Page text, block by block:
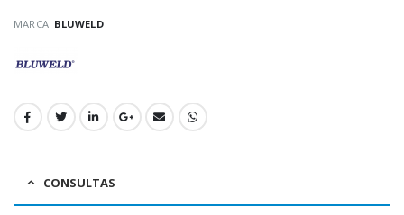
MARCA: BLUWELD
CONSULTAS